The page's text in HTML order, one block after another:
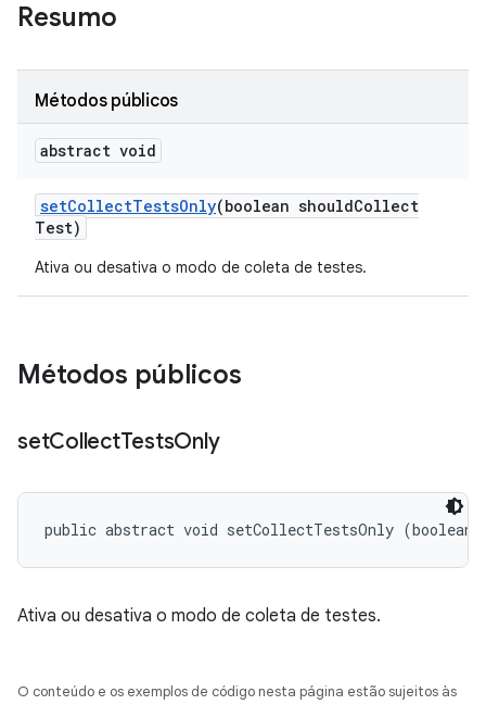
Resumo
Métodos públicos
abstract void
setCollectTestsOnly(boolean shouldCollect
Test)
Ativa ou desativa o modo de coleta de testes.
Métodos públicos
setCollectTestsOnly
public abstract void setCollectTestsOnly (boolean
Ativa ou desativa o modo de coleta de testes.
O conteúdo e os exemplos de código nesta página estão sujeitos às